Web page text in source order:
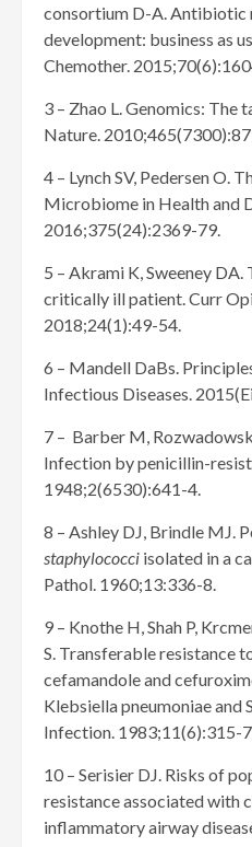
consortium D-A. Antibiotic
development: business as
Chemother.
3 – Zhao L. Genomics: The
Nature.
4 – Lynch SV, Pedersen O.
Microbiome in Health and
2016;375(24):2369-79.
5 – Akrami K, Sweeney
critically ill patient. Curr
2018;24(1):49-54.
6 – Mandell DaBs.
Infectious Diseases.
7 – Barber M,
Infection by penicillin-
1948;2(6530):641-4.
8 – Ashley DJ, Brindle MJ.
staphylococci isolated in a
Pathol. 1960;13:336-8.
9 – Knothe H, Shah P,
S. Transferable resistance
cefamandole and
Klebsiella pneumoniae and
Infection. 1983;11(6):315-
10 – Serisier DJ. Risks of
resistance associated with
inflammatory airway